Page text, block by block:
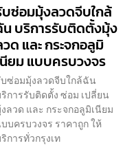
ซ่อมมุ้งลวดจีบใกล้
บริการรับติดตั้งมุ้ง
ด และ กระจกอลูมิ
ยม แบบครบวงจร
ซ่อมมุ้งลวดจีบใกล้ฉัน
การรับติดตั้ง ซ่อม เปลี่ยน
ลวด และ กระจกอลูมิเนียม
บครบวงจร ราคาถูก ให้
การทั่วกรุงเท